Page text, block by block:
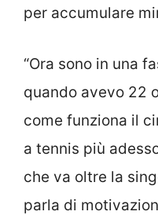
per accumulare
“Ora sono in una
quando avevo 22
come funziona il
a tennis più
che va oltre la
parla di